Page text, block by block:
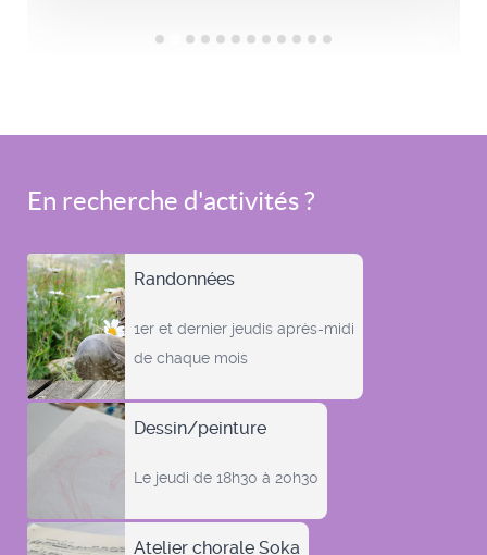
En recherche d'activités ?
Randonnées
1er et dernier jeudis après-midi
de chaque mois
Dessin/peinture
Le jeudi de 18h30 à 20h30
Atelier chorale Soka